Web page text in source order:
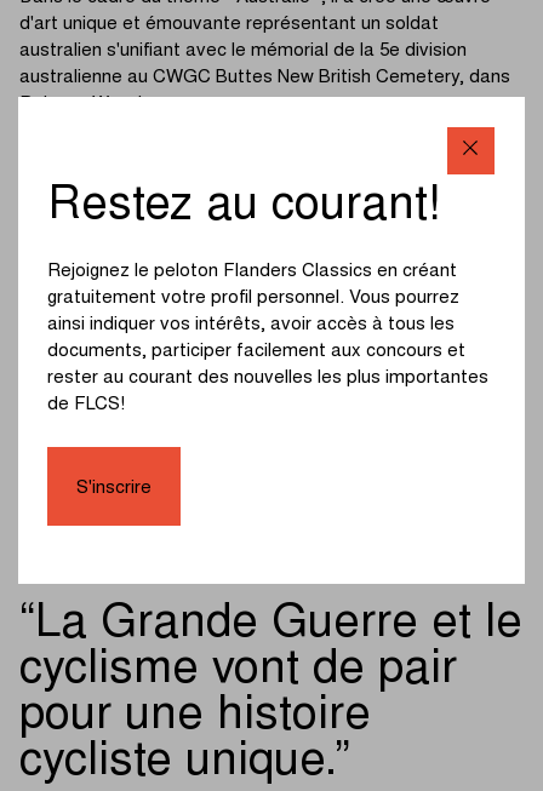
d'art unique et émouvante représentant un soldat
australien s'unifiant avec le mémorial de la 5e division
australienne au CWGC Buttes New British Cemetery, dans
Yves Deplace, artiste et artisan de la CWGC, déclare : "Le
thème "WWI, Australie, Westhoek" me convient
évidemment. J'ai suivi la suggestion de notre directeur, M.
australienne au CWGC Buttes New British Cemetery dans
ma conception. Après les recherches nécessaires, pour
être historiquement correct, je suis arrivé à une silhouette
épurée d'un soldat australien. Il se tient quelque peu voûté
et pleure pour toutes les victimes, mais salue également le
"Flanders Fields".
Les détails épars se rapportent aux caractéristiques de
l'uniforme des soldats australiens (comme le chapeau
La Grande Guerre et le
cyclisme vont de pair
pour une histoire
cycliste unique.
Restez au courant!
Rejoignez le peloton Flanders Classics en créant
gratuitement votre profil personnel. Vous pourrez
ainsi indiquer vos intérêts, avoir accès à tous les
documents, participer facilement aux concours et
rester au courant des nouvelles les plus importantes
de FLCS!
S'inscrire